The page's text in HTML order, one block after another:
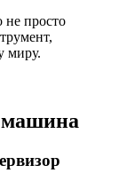
просто
миру.
машина